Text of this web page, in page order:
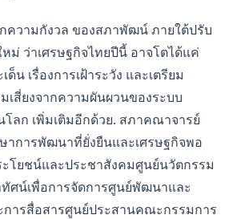
ความกังวล ของสภาพัฒน์ ภายใต้ปรับ
ม่ ว่าเศรษฐกิจไทยปีนี้ อาจโตได้แค่
ด็น เรื่องการเฝ้าระวัง และเตรียม
เสี่ยงจากความผันผวนของระบบ
โลก เพิ่มเติมอีกด้วย. สภาคณาจารย์
การพัฒนาที่ยั่งยืนและเศรษฐกิจพอ
โยชน์และประชาสังคมศูนย์นวัตกรรม
ศน์เพื่อการจัดการศูนย์พัฒนาและ
ารสื่อสารศูนย์ประสานคณะกรรมการ